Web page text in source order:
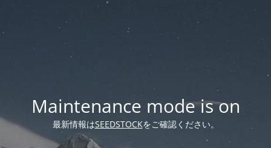
Maintenance mode is on
最新情報はSEEDSTOCKをご確認ください。